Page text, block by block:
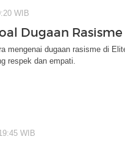
WIB
Dugaan
mengenai dugaan rasisme di
respek dan empati.
WIB